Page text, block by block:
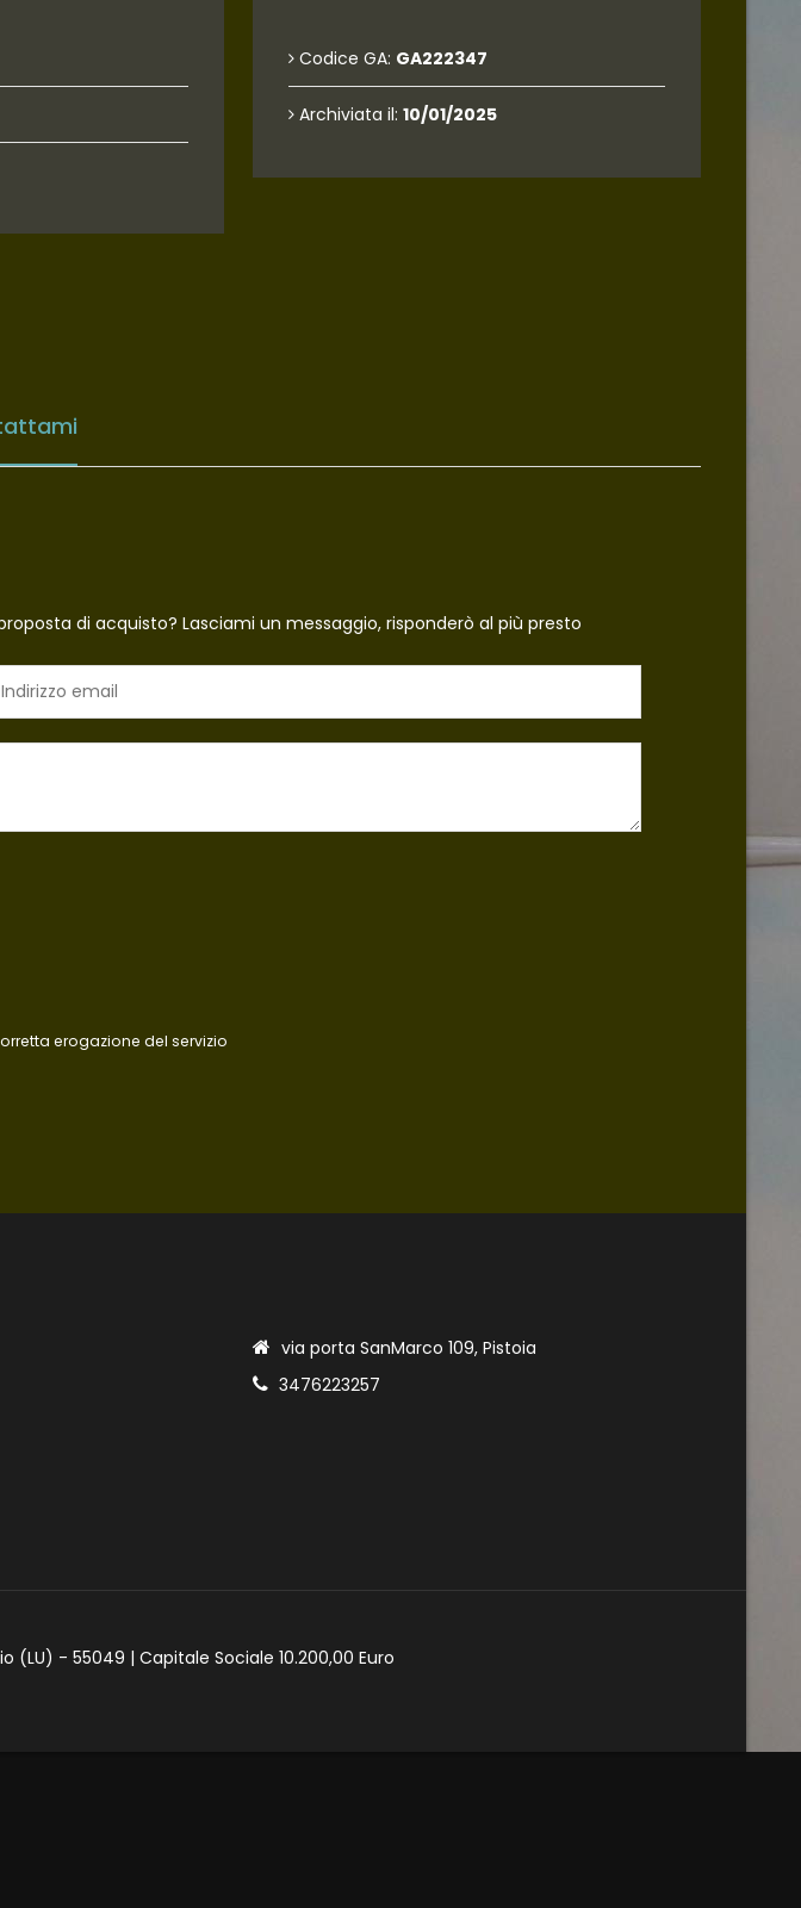
Codice GA: GA222347
Archiviata il: 10/01/2025
di acquisto? Lasciami un messaggio, risponderò al più presto
erogazione del servizio
via porta SanMarco 109, Pistoia
3476223257
(LU) - 55049 | Capitale Sociale 10.200,00 Euro